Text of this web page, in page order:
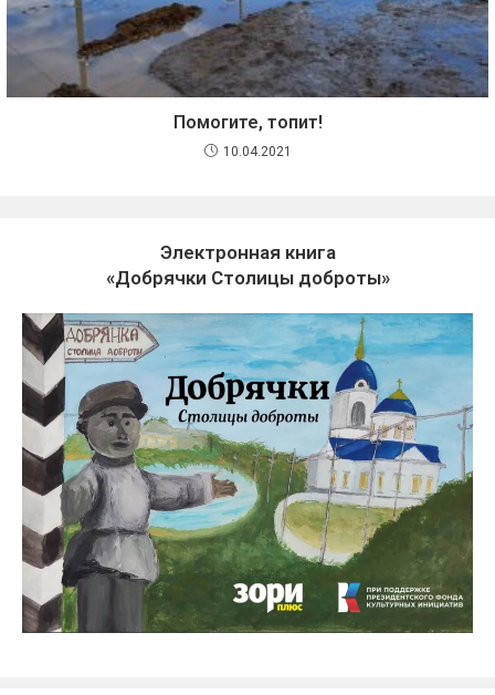
Помогите, топит!
10.04.2021
Электронная книга
«Добрячки Столицы доброты»